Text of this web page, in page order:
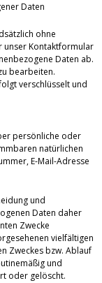
Daten
ohne
unser Kontaktformular
Daten ab.
bearbeiten.
verschlüsselt und
persönliche oder
natürlichen
E-Mail-Adresse
und
Daten daher
Zwecke
vielfältigen
Zweckes bzw. Ablauf
und
oder gelöscht.